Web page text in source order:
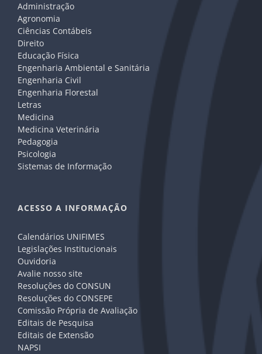
Administração
Agronomia
Ciências Contábeis
Direito
Educação Física
Engenharia Ambiental e Sanitária
Engenharia Civil
Engenharia Florestal
Letras
Medicina
Medicina Veterinária
Pedagogia
Psicologia
Sistemas de Informação
ACESSO A INFORMAÇÃO
Calendários UNIFIMES
Legislações Institucionais
Ouvidoria
Avalie nosso site
Resoluções do CONSUN
Resoluções do CONSEPE
Comissão Própria de Avaliação
Editais de Pesquisa
Editais de Extensão
NAPSI